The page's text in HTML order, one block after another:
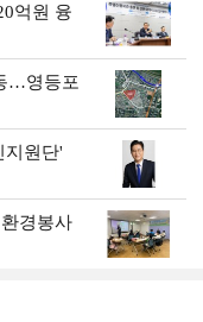
억원 융
…영등포
지원단'
경봉사